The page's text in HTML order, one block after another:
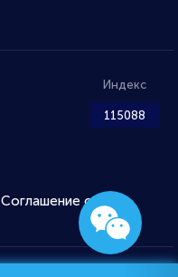
Индекс
115088
Соглашение об